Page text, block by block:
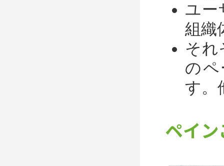
ユー
組織
それ
の
す。
ペイ